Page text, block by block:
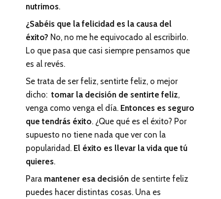
nutrimos.
¿Sabéis que la felicidad es la causa del
éxito? No, no me he equivocado al escribirlo.
Lo que pasa que casi siempre pensamos que
es al revés.
Se trata de ser feliz, sentirte feliz, o mejor
dicho: tomar la decisión de sentirte feliz,
venga como venga el día. Entonces es seguro
que tendrás éxito. ¿Que qué es el éxito? Por
supuesto no tiene nada que ver con la
popularidad. El éxito es llevar la vida que tú
quieres.
Para mantener esa decisión de sentirte feliz
puedes hacer distintas cosas. Una es